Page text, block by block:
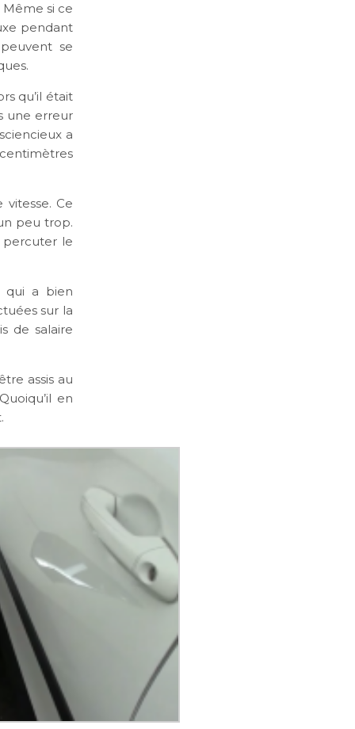
si ce
pendant
se
qu’il était
une erreur
a
Ce
peu trop.
percuter le
qui a bien
sur la
de salaire
assis au
en